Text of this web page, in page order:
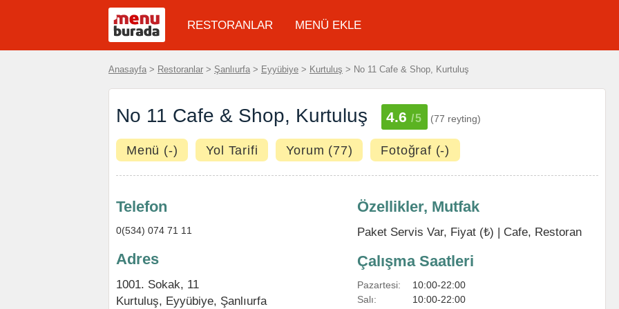
RESTORANLAR MENÜ EKLE
Anasayfa > Restoranlar > Şanlıurfa > Eyyübiye > Kurtuluş > No 11 Cafe & Shop, Kurtuluş
No 11 Cafe & Shop, Kurtuluş 4.6 /5 (77 reyting)
Menü (-) Yol Tarifi Yorum (77) Fotoğraf (-)
Telefon
0(534) 074 71 11
Adres
1001. Sokak, 11
Kurtuluş, Eyyübiye, Şanlıurfa
Özellikler, Mutfak
Paket Servis Var, Fiyat (₺) | Cafe, Restoran
Çalışma Saatleri
Pazartesi:
10:00-22:00
Salı:
10:00-22:00